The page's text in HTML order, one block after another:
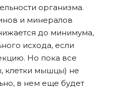
организма.
и минералов
до минимума,
исхода, если
Но пока все
клетки мышцы) не
в нем еще будет